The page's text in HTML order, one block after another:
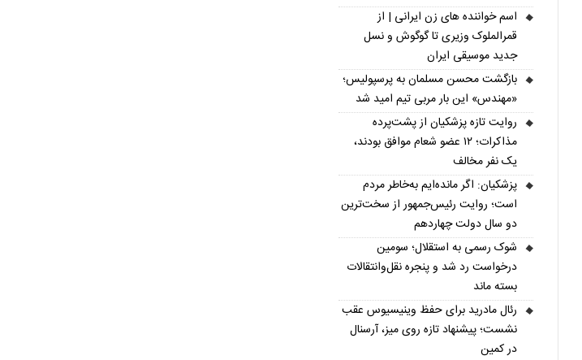
اسم خواننده های زن ایرانی | از
قمرالملوک وزیری تا گوگوش و نسل
جدید موسیقی ایران
بازگشت محسن مسلمان به پرسپولیس؛
«مهندس» این بار مربی تیم امید شد
روایت تازه پزشکیان از پشت‌پرده
مذاکرات؛ ۱۲ عضو شعام موافق بودند،
یک نفر مخالف
پزشکیان: اگر مانده‌ایم به‌خاطر مردم
است؛ روایت رئیس‌جمهور از سخت‌ترین
دو سال دولت چهاردهم
شوک رسمی به استقلال؛ سومین
درخواست رد شد و پنجره نقل‌وانتقالات
بسته ماند
رئال مادرید برای حفظ وینیسیوس عقب
نشست؛ پیشنهاد تازه روی میز، آرسنال
در کمین